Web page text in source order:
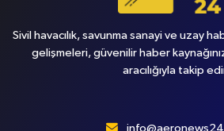
Sivil havacılık, savunma sanayi ve uzay
gelişmeleri, güvenilir haber
aracılığıyla takip